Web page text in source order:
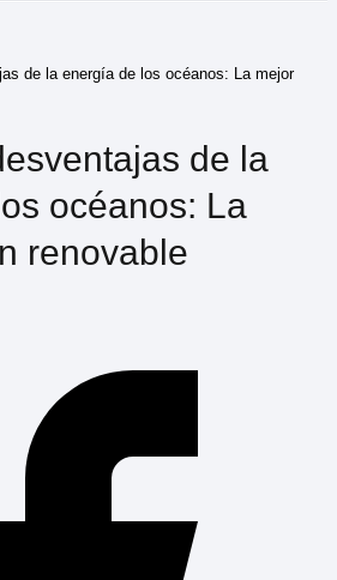
de la energía de los océanos: La mejor
de la
océanos: La
renovable